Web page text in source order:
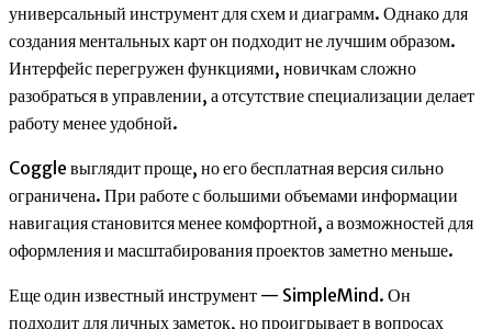
универсальный инструмент для схем и диаграмм. Однако для
создания ментальных карт он подходит не лучшим образом.
Интерфейс перегружен функциями, новичкам сложно
разобраться в управлении, а отсутствие специализации делает
работу менее удобной.
Coggle выглядит проще, но его бесплатная версия сильно
ограничена. При работе с большими объемами информации
навигация становится менее комфортной, а возможностей для
оформления и масштабирования проектов заметно меньше.
Еще один известный инструмент — SimpleMind. Он
подходит для личных заметок, но проигрывает в вопросах